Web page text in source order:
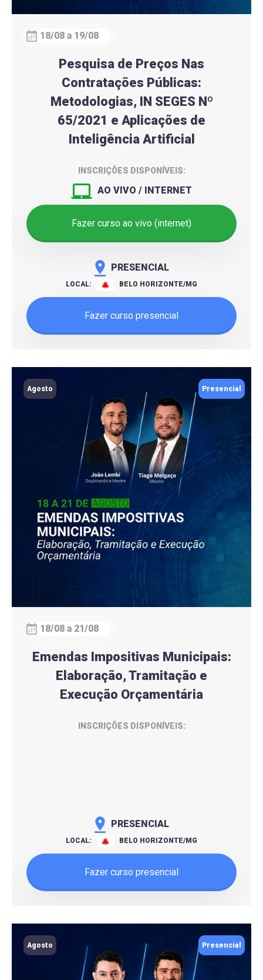
18/08 a 19/08
Pesquisa de Preços Nas
Contratações Públicas:
Metodologias, IN SEGES Nº
65/2021 e Aplicações de
Inteligência Artificial
INSCRIÇÕES DISPONÍVEIS:
AO VIVO / INTERNET
Fazer curso ao vivo (internet)
PRESENCIAL
LOCAL: BELO HORIZONTE/MG
Fazer curso presencial
Agosto Presencial
18/08 a 21/08
Emendas Impositivas Municipais:
Elaboração, Tramitação e
Execução Orçamentária
INSCRIÇÕES DISPONÍVEIS:
PRESENCIAL
LOCAL: BELO HORIZONTE/MG
Fazer curso presencial
Agosto Presencial